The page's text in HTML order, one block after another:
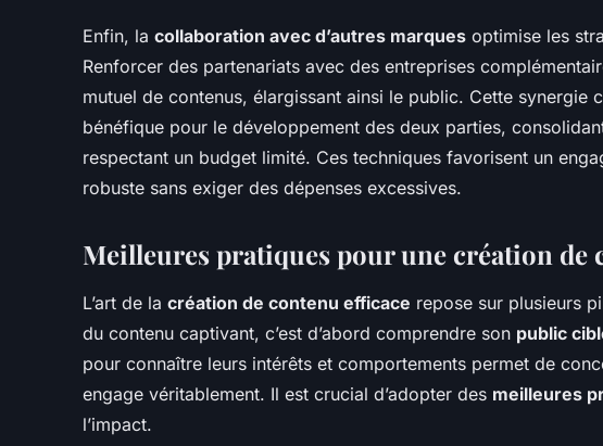
Enfin, la collaboration avec d’autres marques optimise les
Renforcer des partenariats avec des entreprises
mutuel de contenus, élargissant ainsi le public. Cette synergie
bénéfique pour le développement des deux parties,
respectant un budget limité. Ces techniques favorisent un
robuste sans exiger des dépenses excessives.
Meilleures pratiques pour une création de
L’art de la création de contenu efficace repose sur plusieurs
du contenu captivant, c’est d’abord comprendre son public
pour connaître leurs intérêts et comportements permet de
engage véritablement. Il est crucial d’adopter des meilleures
l’impact.